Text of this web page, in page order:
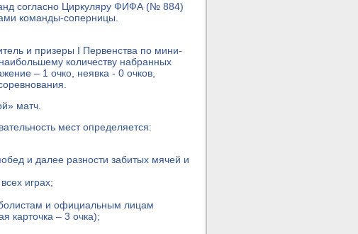
согласно Циркуляру ФИФА (№ 884)
команды-соперницы.
и призеры I Первенства по мини-
количеству набранных
– 1 очко, неявка - 0 очков,
матч.
мест определяется:
и далее разности забитых мячей и
играх;
и официальным лицам
карточка – 3 очка);